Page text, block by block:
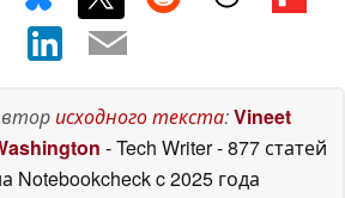
исходного текста:Vineet
- Tech Writer- 877 статей
Notebookcheckc 2025 года